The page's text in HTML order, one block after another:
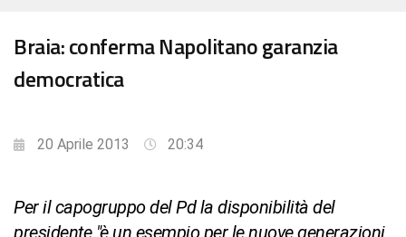
Braia: conferma Napolitano garanzia
democratica
20 Aprile 2013 20:34
Per il capogruppo del Pd la disponibilità del